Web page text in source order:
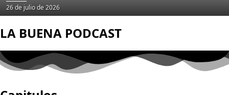
26 de julio de 2026
LA BUENA PODCAST